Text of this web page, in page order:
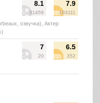
8.1
31459
7.9
103111
озвучка), Актер
7
20
6.5
352